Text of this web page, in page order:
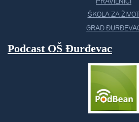
PRAVILNICI
ŠKOLA ZA ŽIVOT
GRAD
Podcast OŠ Đurđevac